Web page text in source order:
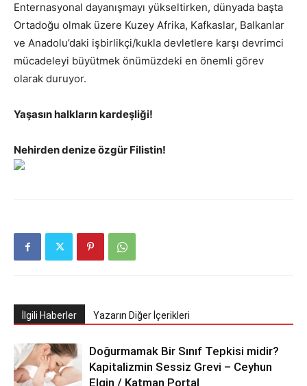
Enternasyonal dayanışmayı yükseltirken, dünyada başta
Ortadoğu olmak üzere Kuzey Afrika, Kafkaslar, Balkanlar
ve Anadolu’daki işbirlikçi/kukla devletlere karşı devrimci
mücadeleyi büyütmek önümüzdeki en önemli görev
olarak duruyor.
Yaşasın halkların kardeşliği!
Nehirden denize özgür Filistin!
İlgili Haberler Yazarın Diğer İçerikleri
Doğurmamak Bir Sınıf Tepkisi midir?
Kapitalizmin Sessiz Grevi – Ceyhun
Elgin / Katman Portal